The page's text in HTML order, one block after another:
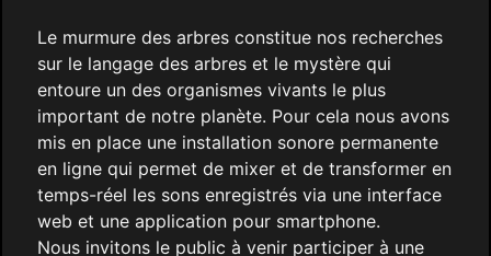
Le murmure des arbres constitue nos recherches
sur le langage des arbres et le mystère qui
entoure un des organismes vivants le plus
important de notre planète. Pour cela nous avons
mis en place une installation sonore permanente
en ligne qui permet de mixer et de transformer en
temps-réel les sons enregistrés via une interface
web et une application pour smartphone.
Nous invitons le public à venir participer à une